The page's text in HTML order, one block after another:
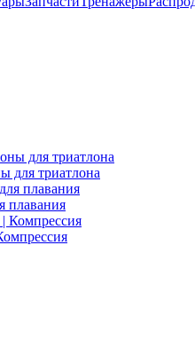
для триатлона
плавания